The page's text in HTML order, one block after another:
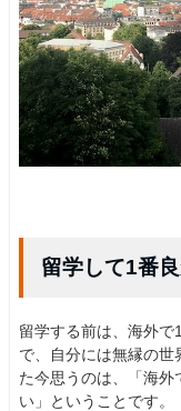
留学して1番
留学する前は、海外で
で、自分には無縁の世
た今思うのは、「海外
い」ということです。